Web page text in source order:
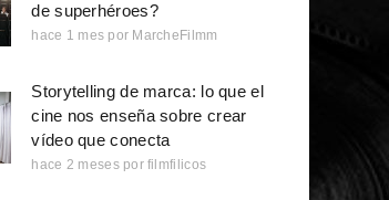
de superhéroes?
hace 1 mes por MarcheFilmm
Storytelling de marca: lo que el
cine nos enseña sobre crear
vídeo que conecta
hace 2 meses por filmfilicos